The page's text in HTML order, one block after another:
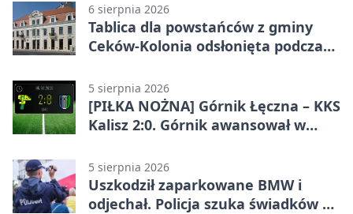
6 sierpnia 2026
Tablica dla powstańców z gminy
Ceków-Kolonia odsłonięta podczas
5 sierpnia 2026
[PIŁKA NOŻNA] Górnik Łęczna – KKS
Kalisz 2:0. Górnik awansował w
5 sierpnia 2026
Uszkodził zaparkowane BMW i
odjechał. Policja szuka świadków w